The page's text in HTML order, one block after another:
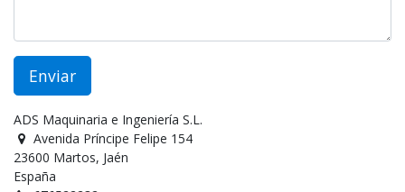
Enviar
ADS Maquinaria e Ingeniería S.L.
Avenida Príncipe Felipe 154
23600 Martos, Jaén
España